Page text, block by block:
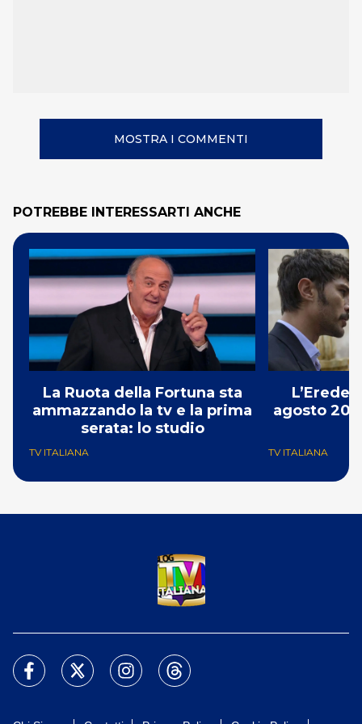
MOSTRA I COMMENTI
POTREBBE INTERESSARTI ANCHE
La Ruota della Fortuna sta
ammazzando la tv e la prima
serata: lo studio
TV ITALIANA
agosto
TV ITALIANA